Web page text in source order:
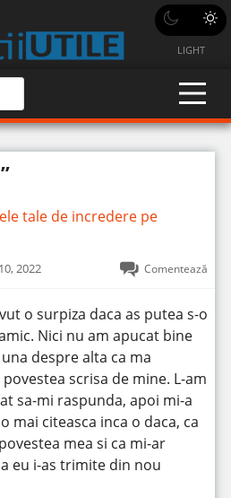
LIGHT
tale de incredere pe
2022 Comentează
o surpiza daca as putea s-o
Nici nu am apucat bine
despre alta ca ma
scrisa de mine. L-am
sa-mi raspunda, apoi mi-a
mai citeasca inca o daca, ca
mea si ca mi-ar
eu i-as trimite din nou